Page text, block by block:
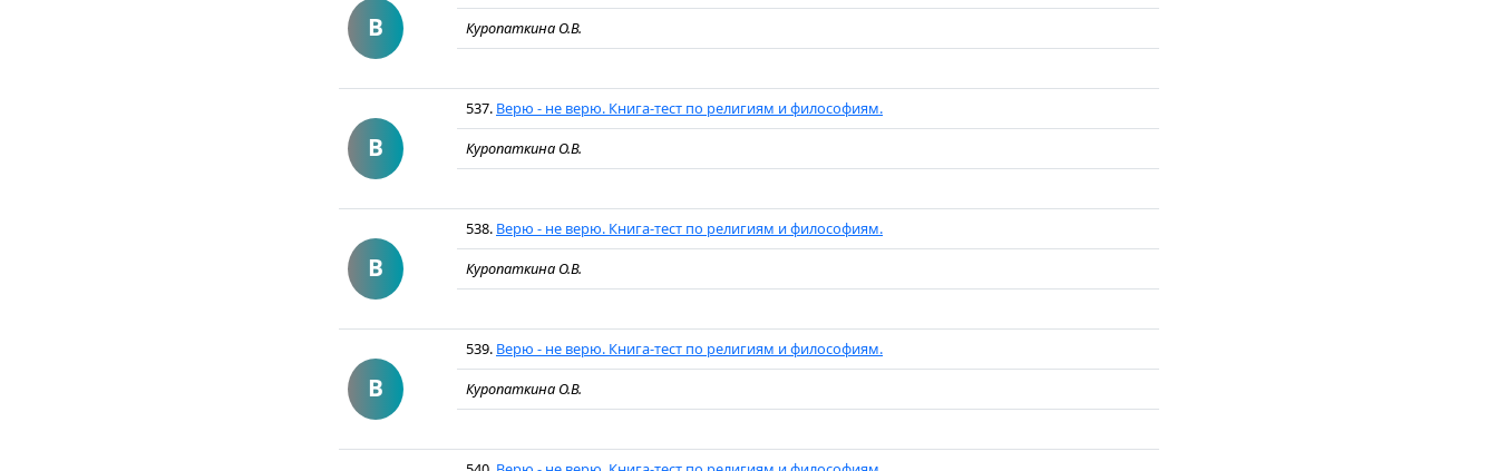
В
Куропаткина О.В.
В
537. Верю - не верю. Книга-тест по религиям и философиям.
Куропаткина О.В.
В
538. Верю - не верю. Книга-тест по религиям и философиям.
Куропаткина О.В.
В
539. Верю - не верю. Книга-тест по религиям и философиям.
Куропаткина О.В.